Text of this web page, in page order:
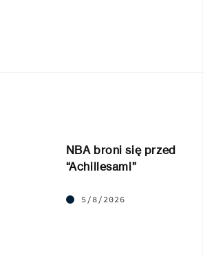
NBA broni się przed
“Achillesami”
5/8/2026